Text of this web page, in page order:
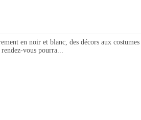
en noir et blanc, des décors aux costumes
vous pourra...